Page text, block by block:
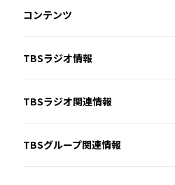
コンテンツ
TBSラジオ情報
TBSラジオ関連情報
TBSグループ関連情報